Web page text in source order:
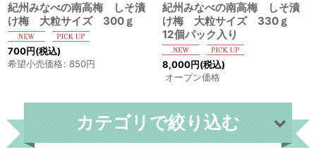
紀州みなべの南高梅 しそ漬
け梅 大粒サイズ 300ｇ
700円(税込)
希望小売価格: 850円
紀州みなべの南高梅 しそ漬
け梅 大粒サイズ 330ｇ
12個パック入り
8,000円(税込)
オープン価格
カテゴリで絞り込む